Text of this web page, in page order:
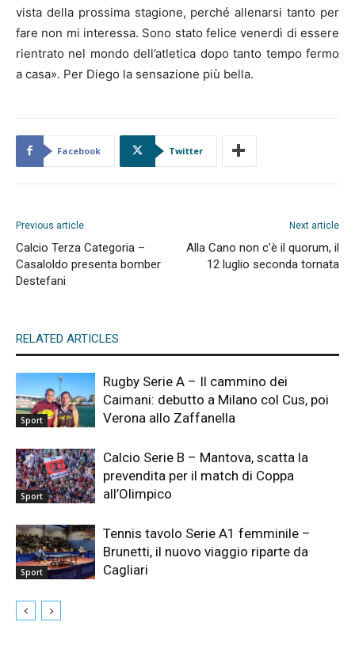
vista della prossima stagione, perché allenarsi tanto per
fare non mi interessa. Sono stato felice venerdì di essere
rientrato nel mondo dell’atletica dopo tanto tempo fermo
a casa». Per Diego la sensazione più bella.
Facebook Twitter
Previous article
Calcio Terza Categoria –
Casaloldo presenta bomber
Destefani
Next article
Alla Cano non c’è il quorum, il
12 luglio seconda tornata
RELATED ARTICLES
Sport
Rugby Serie A – Il cammino dei
Caimani: debutto a Milano col Cus, poi
Verona allo Zaffanella
Sport
Calcio Serie B – Mantova, scatta la
prevendita per il match di Coppa
all’Olimpico
Sport
Tennis tavolo Serie A1 femminile –
Brunetti, il nuovo viaggio riparte da
Cagliari